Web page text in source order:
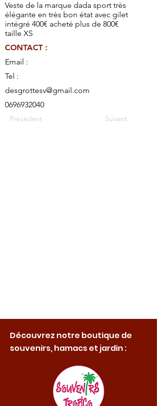
Veste de la marque dada sport très
élégante en très bon état avec gilet
intégré 400€ acheté plus de 800€
taille XS
CONTACT :
Email :
Tel :
desgrottesv@gmail.com
0696932040
Précédent Suivant
Découvrez notre boutique de
souvenirs, hamacs et jardin :